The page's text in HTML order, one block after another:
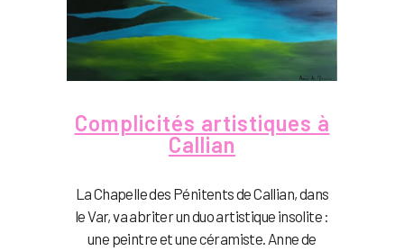
Complicités artistiques à
Callian
La Chapelle des Pénitents de Callian, dans
le Var, va abriter un duo artistique insolite :
une peintre et une céramiste. Anne de